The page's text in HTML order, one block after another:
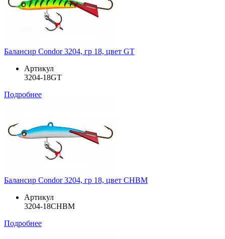
Балансир Condor 3204, гр 18, цвет GT
Артикул
3204-18GT
Подробнее
Балансир Condor 3204, гр 18, цвет CHBM
Артикул
3204-18CHBM
Подробнее